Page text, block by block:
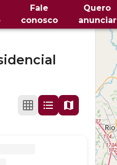
Fale
conosco
Quero
anunciar